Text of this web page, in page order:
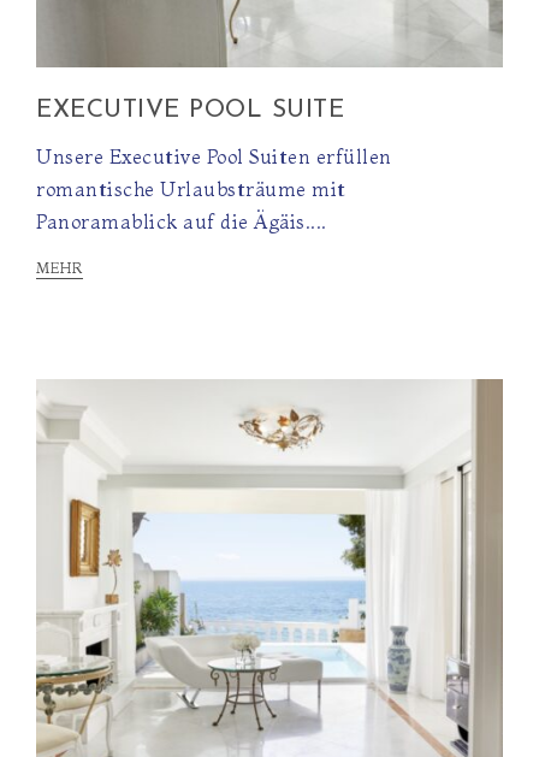
EXECUTIVE POOL SUITE
Unsere Executive Pool Suiten erfüllen
romantische Urlaubsträume mit
Panoramablick auf die Ägäis....
MEHR